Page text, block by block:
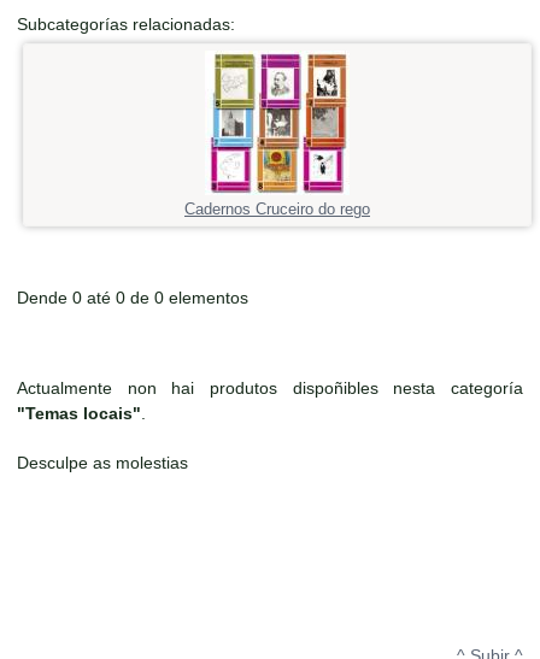
Subcategorías relacionadas:
Cadernos Cruceiro do rego
Dende 0 até 0 de 0 elementos
Actualmente non hai produtos dispoñibles nesta categoría
"Temas locais"
Desculpe as molestias
^ Subir ^